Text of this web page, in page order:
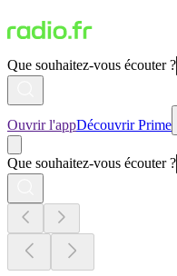
Que souhaitez-vous écouter ?
Ouvrir l'appDécouvrir Prime
Que souhaitez-vous écouter ?